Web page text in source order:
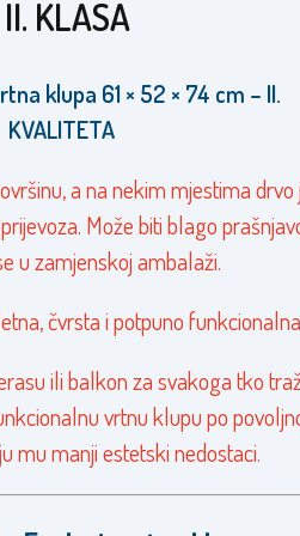
KLASA
klupa 61 × 52 × 74 cm – II.
KVALITETA
a na nekim mjestima drvo
Može biti blago
u zamjenskoj ambalaži.
čvrsta i potpuno
ili balkon za svakoga tko
vrtnu klupu po
mu manji estetski nedostaci.